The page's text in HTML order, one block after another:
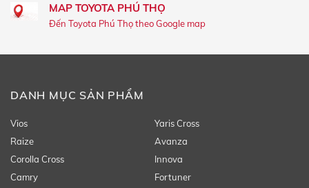
MAP TOYOTA PHÚ THỌ
Đến Toyota Phú Thọ theo Google map
DANH MỤC SẢN PHẨM
Vios
Yaris Cross
Raize
Avanza
Corolla Cross
Innova
Camry
Fortuner